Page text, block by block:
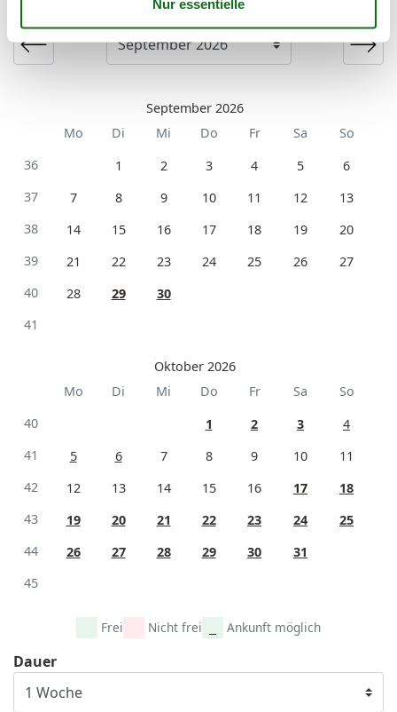
September 2026
Mo
Di Mi Do Fr Sa
So
36
1 2 3 4 5
6
37
7 8 9 10 11 12
13
38
14 15 16 17 18 19
20
39
21 22 23 24 25 26
27
40
28 29
30
41
Oktober 2026
Mo
Di Mi Do Fr Sa
So
40
1 2 3
4
41
5 6 7 8 9 10
11
42
12 13 14 15 16 17
18
43
19 20 21 22 23 24
25
44
26 27 28 29 30
31
45
Frei Nicht frei Ankunft möglich
Dauer